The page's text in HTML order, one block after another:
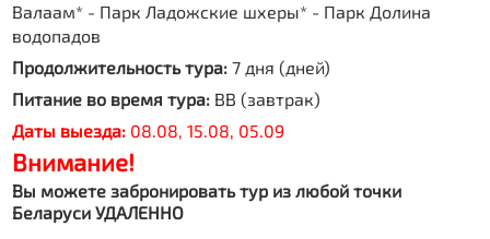
Валаам* - Парк Ладожские шхеры* - Парк Долина
водопадов
Продолжительность тура:7 дня (дней)
Питание во время тура: BB (завтрак)
Даты выезда: 08.08, 15.08, 05.09
Внимание!
Вы можете забронировать тур из любой точки
Беларуси УДАЛЕННО